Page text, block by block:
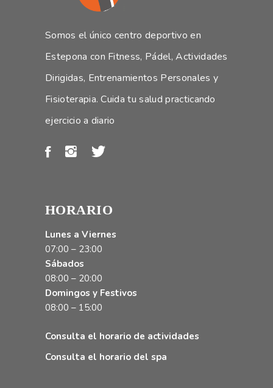
Somos el único centro deportivo en
Estepona con Fitness, Pádel, Actividades
Dirigidas, Entrenamientos Personales y
Fisioterapia. Cuida tu salud practicando
ejercicio a diario
HORARIO
Lunes a Viernes
07:00 – 23:00
Sábados
08:00 – 20:00
Domingos y Festivos
08:00 – 15:00
Consulta el horario de actividades
Consulta el horario del spa